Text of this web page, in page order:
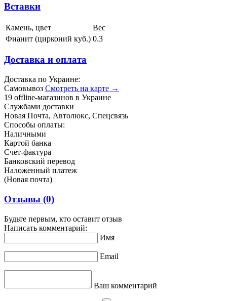
Вставки
Камень, цвет
Вес
Фианит (цирконий куб.) 0.3
Доставка и оплата
Доставка по Украине:
Самовывоз Смотреть на карте →
19 offline-магазинов в Украине
Службами доставки
Новая Почта, Автолюкс, Спецсвязь
Способы оплаты:
Наличными
Картой банка
Счет-фактура
Банковский перевод
Наложенный платеж
(Новая почта)
Отзывы (0)
Будьте первым, кто оставит отзыв
Написать комментарий:
Имя
Email
Ваш комментарий